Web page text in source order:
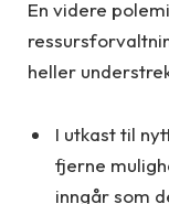
En videre
heller
I utkast til
fjerne
inngår som